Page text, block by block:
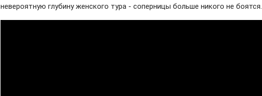
невероятную глубину женского тура - соперницы больше никого не боятся.